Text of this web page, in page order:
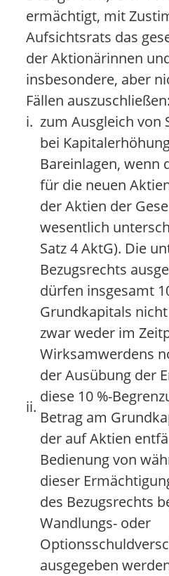
ermächtigt, mit
Aufsichtsrats das
der Aktionärinnen
insbesondere, aber
Fällen auszuschließen:
i. zum Ausgleich von
ii.
bei
Bareinlagen, wenn
für die neuen
der Aktien der
wesentlich
Satz 4 AktG). Die
Bezugsrechts
dürfen insgesamt
Grundkapitals
zwar weder im
Wirksamwerdens
der Ausübung der
diese 10 %-
Betrag am
der auf Aktien
Bedienung von
dieser
des Bezugsrechts
Wandlungs- oder
ausgegeben